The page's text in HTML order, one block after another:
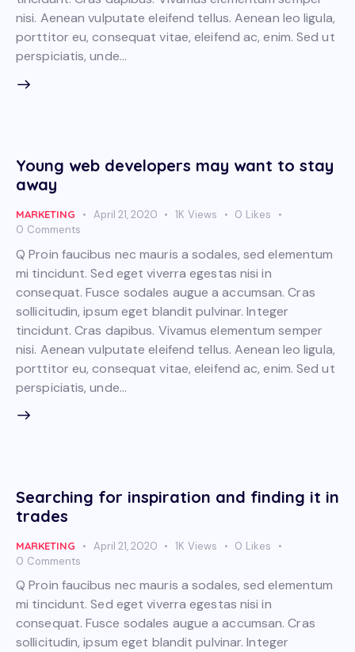
nisi. Aenean vulputate eleifend tellus. Aenean leo ligula,
porttitor eu, consequat vitae, eleifend ac, enim. Sed ut
perspiciatis, unde…
Young web developers may want to stay
away
MARKETING April 21, 2020 1K Views 0 Likes
0 Comments
Q Proin faucibus nec mauris a sodales, sed elementum
mi tincidunt. Sed eget viverra egestas nisi in
consequat. Fusce sodales augue a accumsan. Cras
sollicitudin, ipsum eget blandit pulvinar. Integer
tincidunt. Cras dapibus. Vivamus elementum semper
nisi. Aenean vulputate eleifend tellus. Aenean leo ligula,
porttitor eu, consequat vitae, eleifend ac, enim. Sed ut
perspiciatis, unde…
Searching for inspiration and finding it in
trades
MARKETING April 21, 2020 1K Views 0 Likes
0 Comments
Q Proin faucibus nec mauris a sodales, sed elementum
mi tincidunt. Sed eget viverra egestas nisi in
consequat. Fusce sodales augue a accumsan. Cras
sollicitudin, ipsum eget blandit pulvinar. Integer